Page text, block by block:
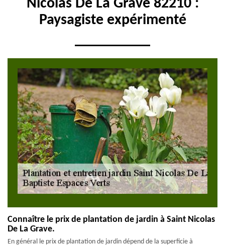
Nicolas De La Grave 82210 :
Paysagiste expérimenté
Connaître le prix de plantation de jardin à Saint Nicolas
De La Grave.
En général le prix de plantation de jardin dépend de la superficie à